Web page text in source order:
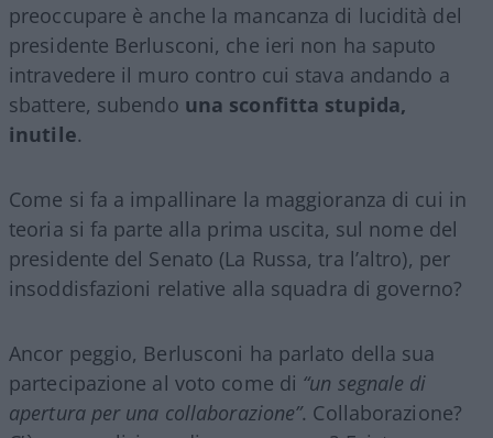
preoccupare è anche la mancanza di lucidità del
presidente Berlusconi, che ieri non ha saputo
intravedere il muro contro cui stava andando a
sbattere, subendo una sconfitta stupida,
inutile.
Come si fa a impallinare la maggioranza di cui in
teoria si fa parte alla prima uscita, sul nome del
presidente del Senato (La Russa, tra l’altro), per
insoddisfazioni relative alla squadra di governo?
Ancor peggio, Berlusconi ha parlato della sua
partecipazione al voto come di “un segnale di
apertura per una collaborazione”. Collaborazione?